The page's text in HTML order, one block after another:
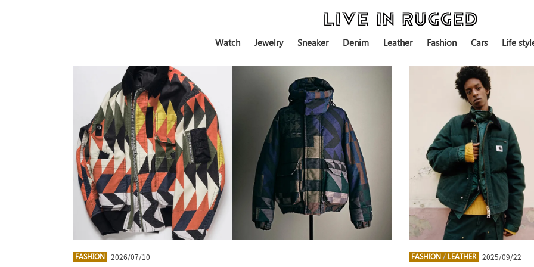
Watch Jewelry Sneaker Denim Leather Fashion Cars Life
FASHION 2026/07/10 FASHION / LEATHER 2025/09/22